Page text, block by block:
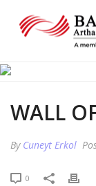
WALL
By Cuneyt Erkol
0